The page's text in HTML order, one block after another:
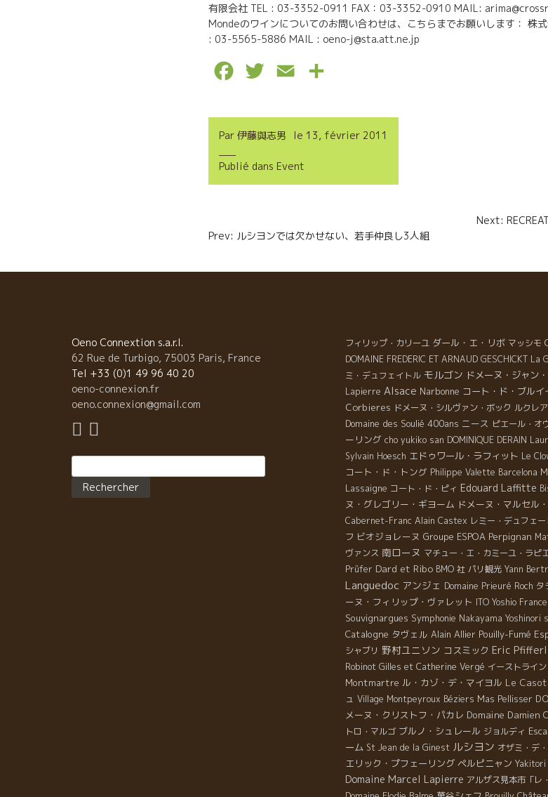
有限会社 TEL : 03-3352-0911 FAX：03-3352-0910 MAIL:
Mondeのワインについてのお問い合わせは、こちらまでお願いします：
: 03-5565-5886 MAIL : oeno-j@sta.att.ne.jp
c
b
i
t
a
l
r
Par 伊藤與志男 le 13, février 2011
Publié dans Event
Navigation
de
l’article
Prev: ルシヨンでは欠かせない、若手仲良し3人組
Next:
Oeno Connextion s.a.r.l.
62 Rue de Turbigo, 75003 Paris, France
Tel +33 (0)1 49 96 40 20
oeno-connexion.fr
oeno.connexion@gmail.com
フィリップ・カリーユ ダール・エ・リボ マッシモ
DOMAINE FREDERIC ET ARNAUD GESCHICKT La
ミ・デュフェイトル モルゴン ドメーヌ・ジャン
Lapierre Alsace Narbonne コート・ド・ブルイ
Corbieres ドメーヌ・シルヴァン・ボック ルクレ
Domaine des Soulié 400ans ニース ピエール・オ
ーリング cho yukiko san DOMINIQUE DERAIN
Sylvain Hoesch エドゥワール・ラフィット Le
コート・ド・トング Philippe Valette Barcelona
Lassaigne コート・ド・ピィ Edouard Laffitte
ヌ・グレゴリー・ギヨーム ドメーヌ・マルセル
Cabernet-Franc Alain Castex レミー・デュフェ
フ ビオジョレーヌ Groupe ESPOA Perpignan
ヴァンス 南ローヌ マチュー・エ・カミーユ・ラピ
Prüfer Dard et Ribo BMO 社 パリ観光 Yann
Languedoc アンジェ Domaine Prieuré Roch タ
ーヌ・フィリップ・ヴァレット ITO Yoshio France
Souvignargues Symphonie Nakayama Yoshinori
Catalogne タヴェル Alain Allier Pouilly-Fumé
シャブリ 野村ユニソン コスミック Eric
Robinot Gilles et Catherine Vergé イーストライン
Montmartre ル・カゾ・デ・マイヨル Le
ュ Village Montpeyroux Béziers Mas Pellisser
メーヌ・クリストフ・パカレ Domaine Damien
トロ・マルゴ ブルノ・シュレール ジョルディ
ーム St Jean de la Ginest ルシヨン オザミ・デ
エリック・プフェーリング ペルピニャン Yakitori
Domaine Marcel Lapierre アルザス見本市「レ